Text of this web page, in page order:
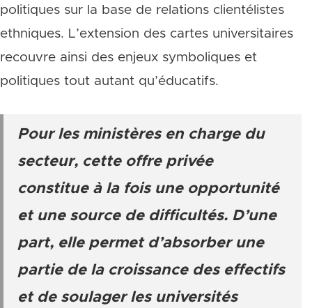
politiques sur la base de relations clientélistes
ethniques. L’extension des cartes universitaires
recouvre ainsi des enjeux symboliques et
politiques tout autant qu’éducatifs.
Pour les ministères en charge du
secteur, cette offre privée
constitue à la fois une opportunité
et une source de difficultés. D’une
part, elle permet d’absorber une
partie de la croissance des effectifs
et de soulager les universités